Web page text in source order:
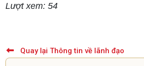
Lượt xem: 54
Quay lại Thông tin về lãnh đạo